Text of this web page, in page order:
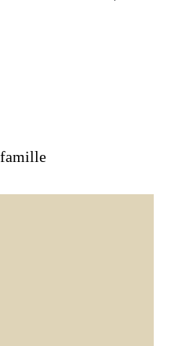
famille